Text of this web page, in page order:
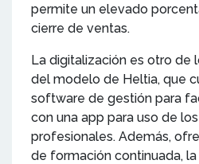
permite un elevado
cierre de ventas.
La digitalización es otro de
del modelo de Heltia, que
software de gestión para
con una app para uso de
profesionales. Además,
de formación continuada,